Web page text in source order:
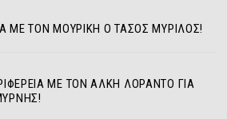
ΜΕ ΤΟΝ ΜΟΥΡΊΚΗ Ο ΤΆΣΟΣ ΜΥΡΊΛΟΣ!
ΜΕ ΤΟΝ ΆΛΚΗ ΛΟΡΆΝΤΟ ΓΙΑ